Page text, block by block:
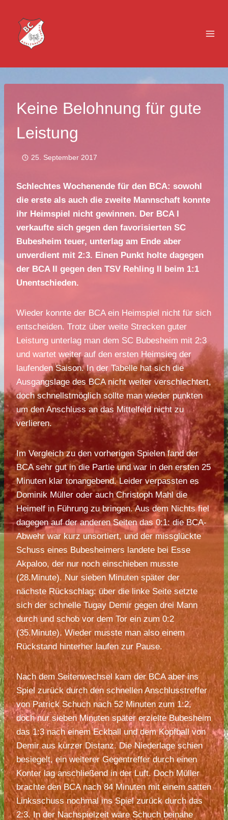
Inhalt
springen
Keine Belohnung für gute
Leistung
25. September 2017
Schlechtes Wochenende für den BCA: sowohl
die erste als auch die zweite Mannschaft konnte
ihr Heimspiel nicht gewinnen. Der BCA I
verkaufte sich gegen den favorisierten SC
Bubesheim teuer, unterlag am Ende aber
unverdient mit 2:3. Einen Punkt holte dagegen
der BCA II gegen den TSV Rehling II beim 1:1
Unentschieden.
Wieder konnte der BCA ein Heimspiel nicht für sich
entscheiden. Trotz über weite Strecken guter
Leistung unterlag man dem SC Bubesheim mit 2:3
und wartet weiter auf den ersten Heimsieg der
laufenden Saison. In der Tabelle hat sich die
Ausgangslage des BCA nicht weiter verschlechtert,
doch schnellstmöglich sollte man wieder punkten
um den Anschluss an das Mittelfeld nicht zu
verlieren.
Im Vergleich zu den vorherigen Spielen fand der
BCA sehr gut in die Partie und war in den ersten 25
Minuten klar tonangebend. Leider verpassten es
Dominik Müller oder auch Christoph Mahl die
Heimelf in Führung zu bringen. Aus dem Nichts fiel
dagegen auf der anderen Seiten das 0:1: die BCA-
Abwehr war kurz unsortiert, und der missglückte
Schuss eines Bubesheimers landete bei Esse
Akpaloo, der nur noch einschieben musste
(28.Minute). Nur sieben Minuten später der
nächste Rückschlag: über die linke Seite setzte
sich der schnelle Tugay Demir gegen drei Mann
durch und schob vor dem Tor ein zum 0:2
(35.Minute). Wieder musste man also einem
Rückstand hinterher laufen zur Pause.
Nach dem Seitenwechsel kam der BCA aber ins
Spiel zurück durch den schnellen Anschlusstreffer
von Patrick Schuch nach 52 Minuten zum 1:2,
doch nur sieben Minuten später erzielte Bubesheim
das 1:3 nach einem Eckball und dem Kopfball von
Demir aus kurzer Distanz. Die Niederlage schien
besiegelt, ein weiterer Gegentreffer durch einen
Konter lag anschließend in der Luft. Doch Müller
brachte den BCA nach 84 Minuten mit einem satten
Linksschuss nochmal ins Spiel zurück durch das
2:3. In der Nachspielzeit wäre Schuch beinahe